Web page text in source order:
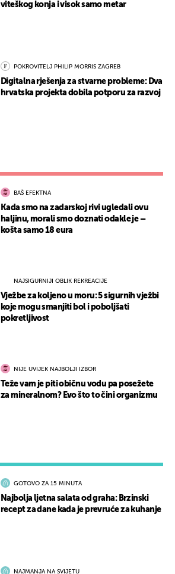
GOTOVO ZA 15 MINUTA
Najbolja ljetna salata od graha: Brzinski
recept za dane kada je prevruće za kuhanje
NAJMANJA NA SVIJETU
viteškog konja i visok samo metar
POKROVITELJ PHILIP MORRIS ZAGREB
Digitalna rješenja za stvarne probleme: Dva
hrvatska projekta dobila potporu za razvoj
BAŠ EFEKTNA
Kada smo na zadarskoj rivi ugledali ovu
haljinu, morali smo doznati odakle je –
košta samo 18 eura
NAJSIGURNIJI OBLIK REKREACIJE
Vježbe za koljeno u moru: 5 sigurnih vježbi
koje mogu smanjiti bol i poboljšati
pokretljivost
NIJE UVIJEK NAJBOLJI IZBOR
Teže vam je piti običnu vodu pa posežete
za mineralnom? Evo što to čini organizmu